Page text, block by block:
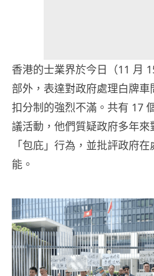
香港的士業界於今日（11 月
部外，表達對政府處理白牌
扣分制的強烈不滿。共有 17
議活動，他們質疑政府多年
「包庇」行為，並批評政府
能。